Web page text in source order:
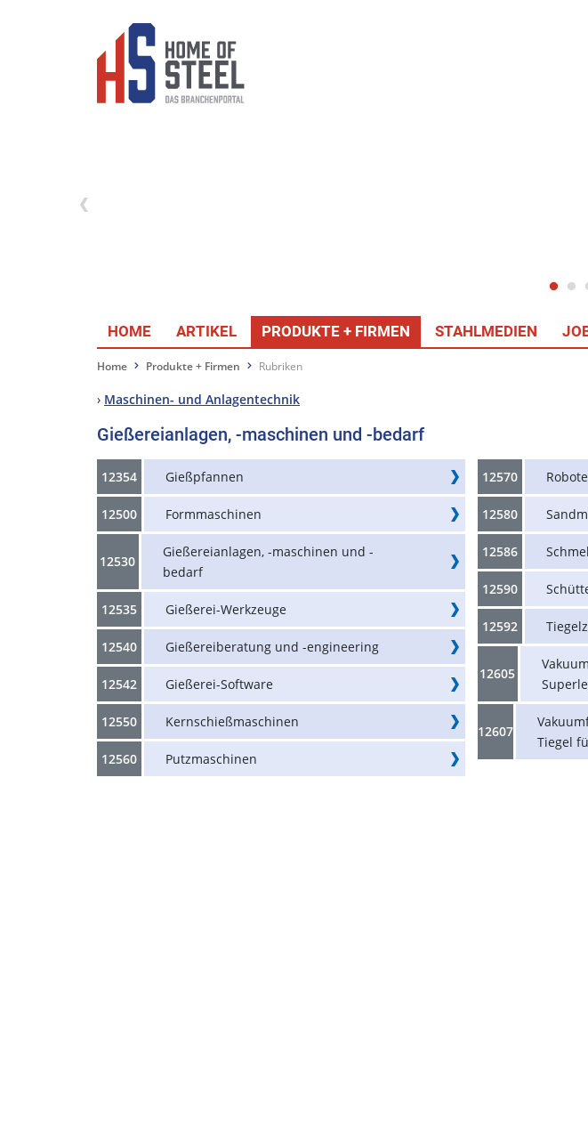
HOME ARTIKEL PRODUKTE + FIRMEN STAHLMEDIEN
Home Produkte + Firmen Rubriken
› Maschinen- und Anlagentechnik
Gießereianlagen, -maschinen und -bedarf
12354 Gießpfannen
12500 Formmaschinen
12530
Gießereianlagen, -maschinen und -
bedarf
12535 Gießerei-Werkzeuge
12540 Gießereiberatung und -engineering
12542 Gießerei-Software
12550 Kernschießmaschinen
12560 Putzmaschinen
12570
12580
12586
12590
12592
12605
12607
Tiegel